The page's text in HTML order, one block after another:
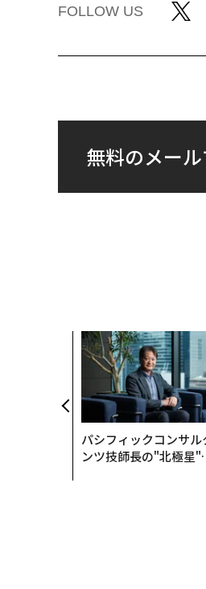
FOLLOW US
無料のメー
パシフィックコンサル
ンツ技師長の"北極星"